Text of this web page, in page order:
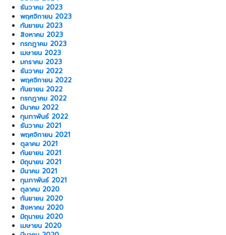
ธันวาคม 2023
พฤศจิกายน 2023
กันยายน 2023
สิงหาคม 2023
กรกฎาคม 2023
เมษายน 2023
มกราคม 2023
ธันวาคม 2022
พฤศจิกายน 2022
กันยายน 2022
กรกฎาคม 2022
มีนาคม 2022
กุมภาพันธ์ 2022
ธันวาคม 2021
พฤศจิกายน 2021
ตุลาคม 2021
กันยายน 2021
มิถุนายน 2021
มีนาคม 2021
กุมภาพันธ์ 2021
ตุลาคม 2020
กันยายน 2020
สิงหาคม 2020
มิถุนายน 2020
เมษายน 2020